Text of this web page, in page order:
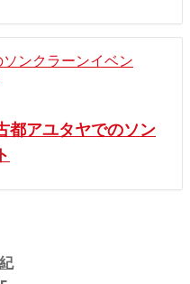
都アユタヤでのソン